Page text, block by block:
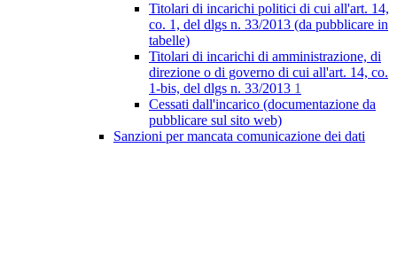
Titolari di incarichi politici di cui all'art. 14,
co. 1, del dlgs n. 33/2013 (da pubblicare in
tabelle)
Titolari di incarichi di amministrazione, di
direzione o di governo di cui all'art. 14, co.
1-bis, del dlgs n. 33/2013 1
Cessati dall'incarico (documentazione da
pubblicare sul sito web)
Sanzioni per mancata comunicazione dei dati